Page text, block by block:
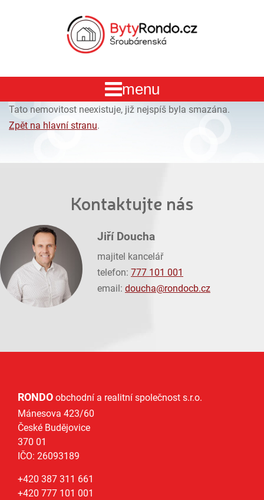
Tato nemovitost neexistuje, již nejspíš byla smazána.
Zpět na hlavní stranu.
Kontaktujte nás
Jiří Doucha
majitel kancelář
telefon: 777 101 001
email: doucha@rondocb.cz
RONDO obchodní a realitní společnost s.r.o.
Mánesova 423/60
České Budějovice
370 01
IČO: 26093189
+420 387 311 661
+420 777 101 001